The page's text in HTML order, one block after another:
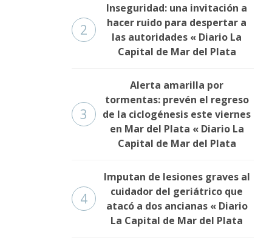
2
Inseguridad: una invitación a
hacer ruido para despertar a
las autoridades « Diario La
Capital de Mar del Plata
3
Alerta amarilla por
tormentas: prevén el regreso
de la ciclogénesis este viernes
en Mar del Plata « Diario La
Capital de Mar del Plata
4
Imputan de lesiones graves al
cuidador del geriátrico que
atacó a dos ancianas « Diario
La Capital de Mar del Plata